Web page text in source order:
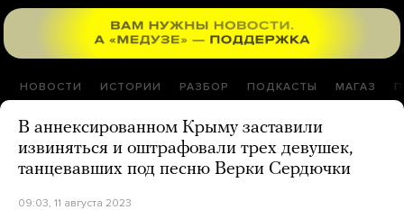
НОВОСТИ ИСТОРИИ РАЗБОР ПОДКАСТЫ МАГАЗ
В аннексированном Крыму заставили
извиняться и оштрафовали трех девушек,
танцевавших под песню Верки Сердючки
09:03, 11 августа 2023